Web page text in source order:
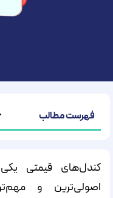
فهرست مطالب
کندل‌‌‌‌‌های قیمتی
اصولی‌ترین و